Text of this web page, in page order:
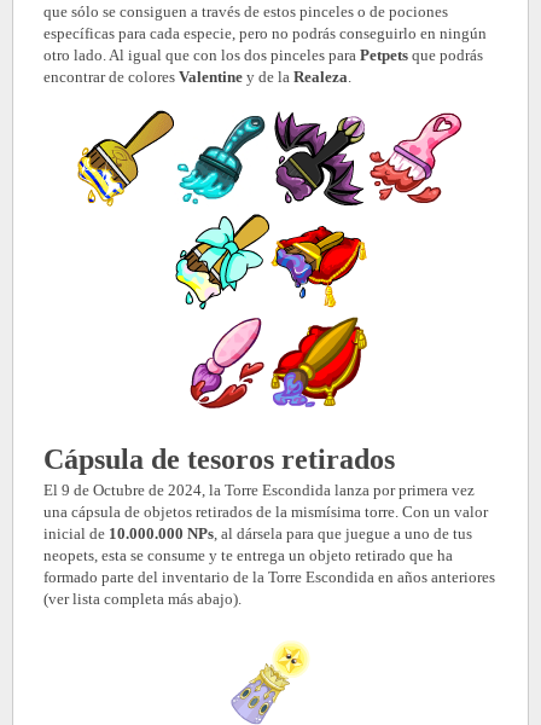
que sólo se consiguen a través de estos pinceles o de pociones
específicas para cada especie, pero no podrás conseguirlo en ningún
otro lado. Al igual que con los dos pinceles para Petpets que podrás
encontrar de colores Valentine y de la Realeza
Cápsula de tesoros retirados
El 9 de Octubre de 2024, la Torre Escondida lanza por primera vez
una cápsula de objetos retirados de la mismísima torre. Con un valor
inicial de 10.000.000 NPs , al dársela para que juegue a uno de tus
neopets, esta se consume y te entrega un objeto retirado que ha
formado parte del inventario de la Torre Escondida en años anteriores
(ver lista completa más abajo).